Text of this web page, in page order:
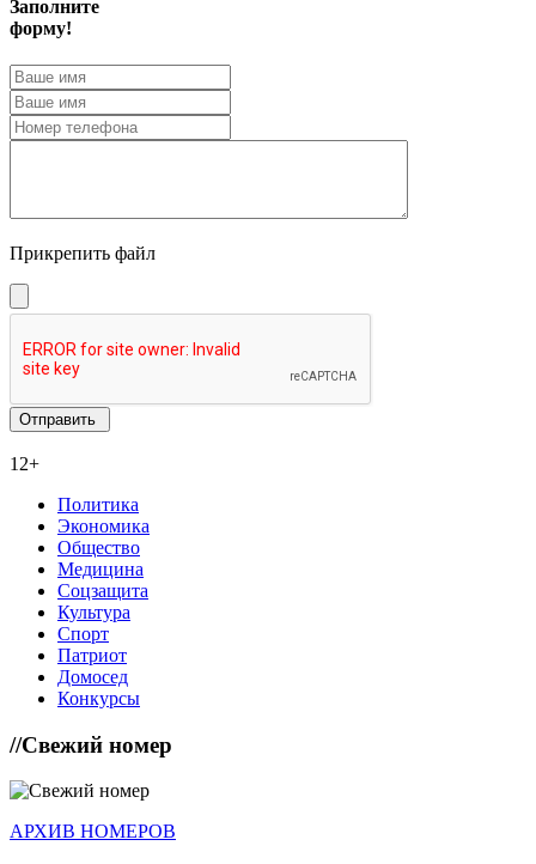
Заполните
форму!
Прикрепить файл
12+
Политика
Экономика
Общество
Медицина
Соцзащита
Культура
Спорт
Патриот
Домосед
Конкурсы
//Свежий номер
АРХИВ НОМЕРОВ